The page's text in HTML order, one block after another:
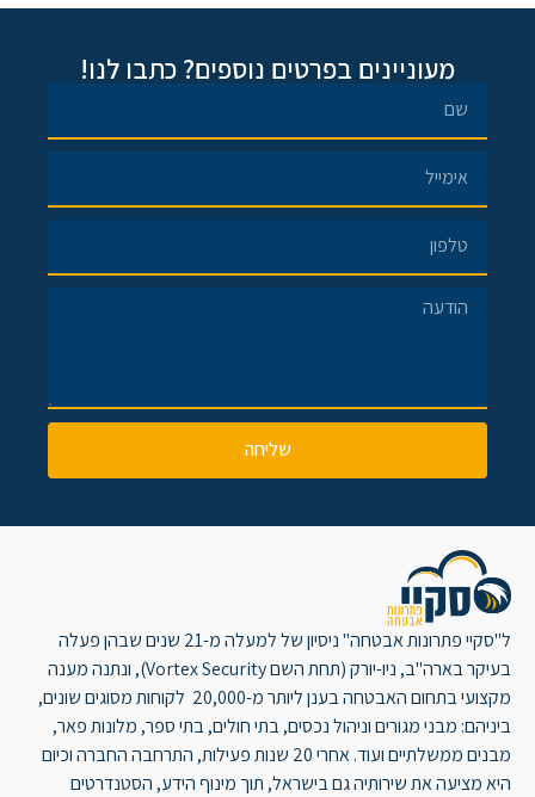
מעוניינים בפרטים נוספים? כתבו לנו!
שליחה
ל"סקיי פתרונות אבטחה" ניסיון של למעלה מ-21 שנים שבהן פעלה
בעיקר בארה"ב, ניו-יורק (תחת השם Vortex Security), ונתנה מענה
מקצועי בתחום האבטחה בענן ליותר מ-20,000 לקוחות מסוגים שונים,
ביניהם: מבני מגורים וניהול נכסים, בתי חולים, בתי ספר, מלונות פאר,
מבנים ממשלתיים ועוד. אחרי 20 שנות פעילות, התרחבה החברה וכיום
היא מציעה את שירותיה גם בישראל, תוך מינוף הידע, הסטנדרטים